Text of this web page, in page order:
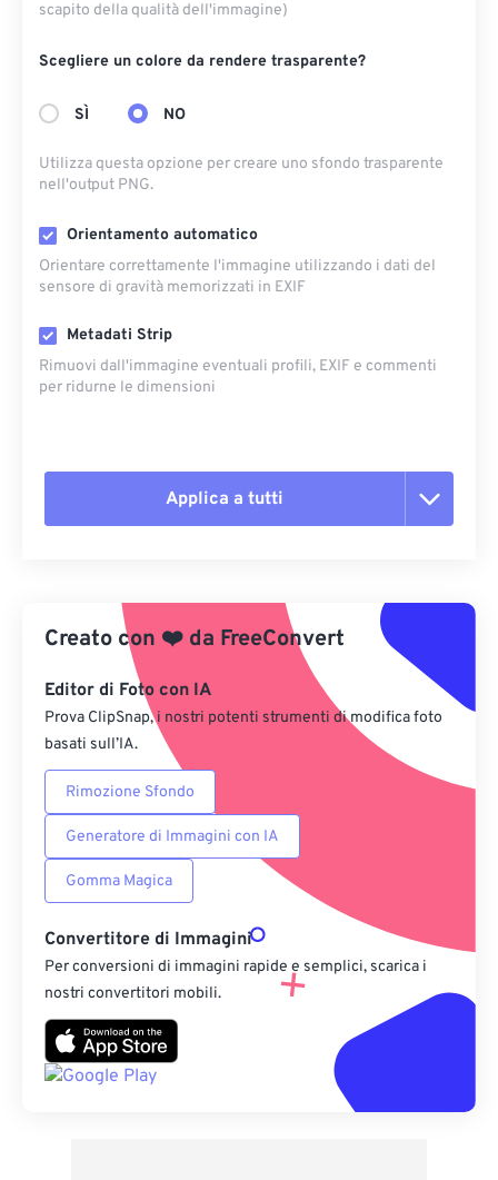
scapito della qualità dell'immagine)
Scegliere un colore da rendere trasparente?
SÌ NO
Utilizza questa opzione per creare uno sfondo trasparente
nell'output PNG.
Orientamento automatico
Orientare correttamente l'immagine utilizzando i dati del
sensore di gravità memorizzati in EXIF
Metadati Strip
Rimuovi dall'immagine eventuali profili, EXIF ​​e commenti
per ridurne le dimensioni
Applica a tutti
Applica da preimpostazione
Salva come predefinito
Creato con ❤️ da FreeConvert
Editor di Foto con IA
Prova ClipSnap, i nostri potenti strumenti di modifica foto
basati sull’IA.
Rimozione Sfondo
Generatore di Immagini con IA
Gomma Magica
Convertitore di Immagini
Per conversioni di immagini rapide e semplici, scarica i
nostri convertitori mobili.